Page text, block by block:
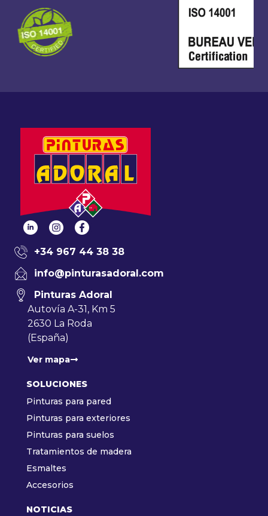
+34 967 44 38 38
info@pinturasadoral.com
Pinturas Adoral
Autovía A-31, Km 5
2630 La Roda
(España)
Ver mapa
SOLUCIONES
Pinturas para pared
Pinturas para exteriores
Pinturas para suelos
Tratamientos de madera
Esmaltes
Accesorios
NOTICIAS